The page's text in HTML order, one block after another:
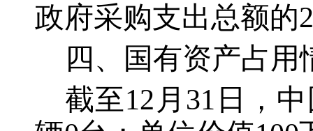
政府采购支出总额的
四、国有资产占用
截至12月31日，